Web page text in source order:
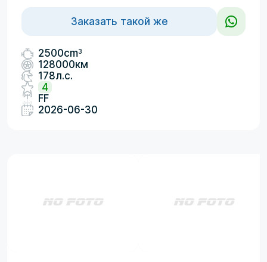
Заказать такой же
2500cm3
128000км
178л.с.
4
FF
2026-06-30